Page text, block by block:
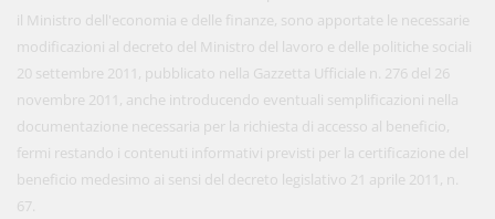
il Ministro dell'economia e delle finanze, sono apportate le necessarie
modificazioni al decreto del Ministro del lavoro e delle politiche sociali
20 settembre 2011, pubblicato nella Gazzetta Ufficiale n. 276 del 26
novembre 2011, anche introducendo eventuali semplificazioni nella
documentazione necessaria per la richiesta di accesso al beneficio,
fermi restando i contenuti informativi previsti per la certificazione del
beneficio medesimo ai sensi del decreto legislativo 21 aprile 2011, n.
67.